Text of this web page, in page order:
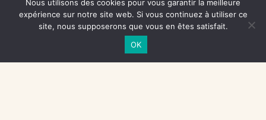
NOS SOUTIENS
CENTRE NATIONAL DU LIVRE
Nous utilisons des cookies pour vous garantir la meilleure
expérience sur notre site web. Si vous continuez à utiliser ce
site, nous supposerons que vous en êtes satisfait.
OK